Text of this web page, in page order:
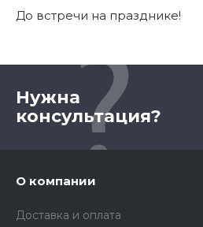
До встречи на празднике!
Нужна
консультация?
О компании
Доставка и оплата